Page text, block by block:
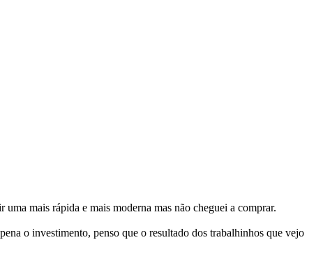
mais rápida e mais moderna mas não cheguei a comprar.
o investimento, penso que o resultado dos trabalhinhos que vejo